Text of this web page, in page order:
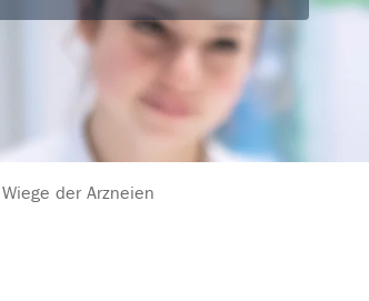
der Arzneien